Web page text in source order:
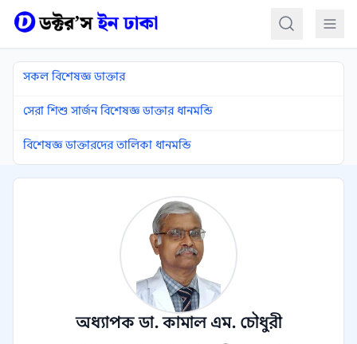
সকল বিশেষজ্ঞ ডাক্তার
সেরা শিশু সার্জন বিশেষজ্ঞ ডাক্তার ধানমন্ডি
বিশেষজ্ঞ ডাক্তারদের তালিকা ধানমন্ডি
অধ্যাপক ডা. কামাল এম. চৌধুরী